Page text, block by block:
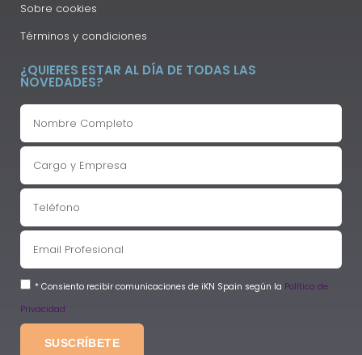
Sobre cookies
Términos y condiciones
¿QUIERES ESTAR AL DÍA DE TODAS LAS
NOVEDADES?
* Consiento recibir comunicaciones de iKN Spain según la Política de
Privacidad
SUSCRÍBETE